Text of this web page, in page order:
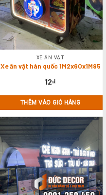
XE ĂN VẶT
Xe ăn vặt hàn quốc 1M2x60x1M95
12₫
THÊM VÀO GIỎ HÀNG